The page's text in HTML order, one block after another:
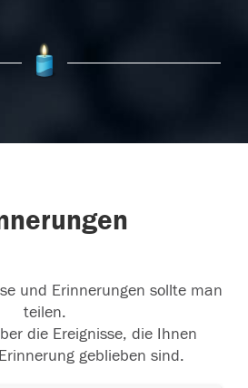
und Erinnerungen sollte man
teilen.
die Ereignisse, die Ihnen
geblieben sind.